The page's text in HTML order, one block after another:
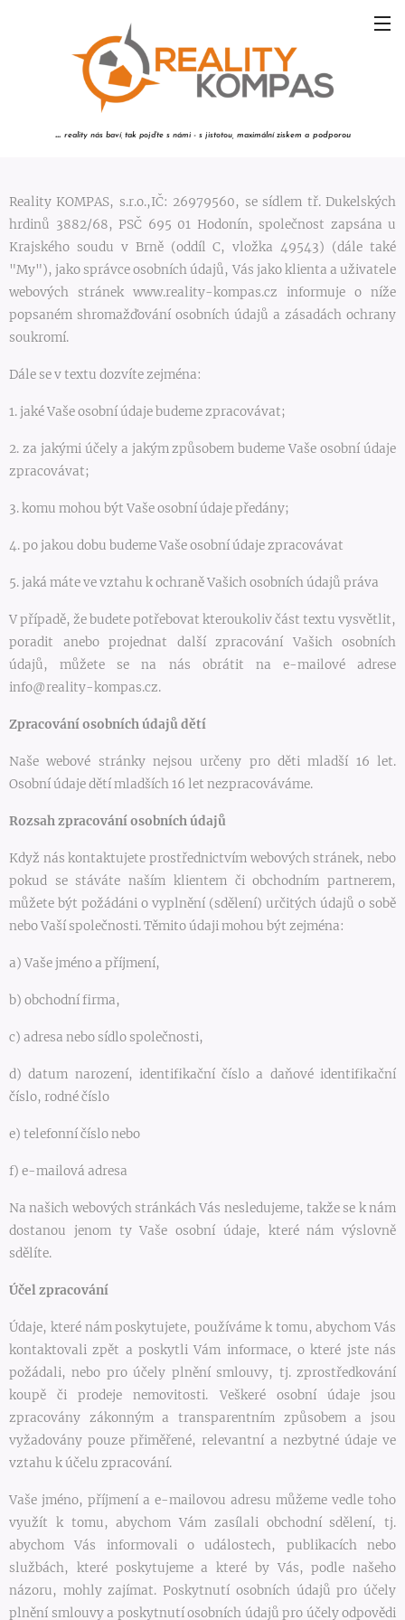
... reality nás baví, tak pojďte s námi - s jistotou, maximální ziskem a podporou
Reality KOMPAS, s.r.o.,IČ: 26979560, se sídlem tř. Dukelských
hrdinů 3882/68, PSČ 695 01 Hodonín, společnost zapsána u
Krajského soudu v Brně (oddíl C, vložka 49543) (dále také
"My"), jako správce osobních údajů, Vás jako klienta a uživatele
webových stránek www.reality-kompas.cz informuje o níže
popsaném shromažďování osobních údajů a zásadách ochrany
soukromí.
Dále se v textu dozvíte zejména:
1. jaké Vaše osobní údaje budeme zpracovávat;
2. za jakými účely a jakým způsobem budeme Vaše osobní údaje
zpracovávat;
3. komu mohou být Vaše osobní údaje předány;
4. po jakou dobu budeme Vaše osobní údaje zpracovávat
5. jaká máte ve vztahu k ochraně Vašich osobních údajů práva
V případě, že budete potřebovat kteroukoliv část textu vysvětlit,
poradit anebo projednat další zpracování Vašich osobních
údajů, můžete se na nás obrátit na e-mailové adrese
info@reality-kompas.cz.
Zpracování osobních údajů dětí
Naše webové stránky nejsou určeny pro děti mladší 16 let.
Osobní údaje dětí mladších 16 let nezpracováváme.
Rozsah zpracování osobních údajů
Když nás kontaktujete prostřednictvím webových stránek, nebo
pokud se stáváte naším klientem či obchodním partnerem,
můžete být požádáni o vyplnění (sdělení) určitých údajů o sobě
nebo Vaší společnosti. Těmito údaji mohou být zejména:
a) Vaše jméno a příjmení,
b) obchodní firma,
c) adresa nebo sídlo společnosti,
d) datum narození, identifikační číslo a daňové identifikační
číslo, rodné číslo
e) telefonní číslo nebo
f) e-mailová adresa
Na našich webových stránkách Vás nesledujeme, takže se k nám
dostanou jenom ty Vaše osobní údaje, které nám výslovně
sdělíte.
Účel zpracování
Údaje, které nám poskytujete, používáme k tomu, abychom Vás
kontaktovali zpět a poskytli Vám informace, o které jste nás
požádali, nebo pro účely plnění smlouvy, tj. zprostředkování
koupě či prodeje nemovitosti. Veškeré osobní údaje jsou
zpracovány zákonným a transparentním způsobem a jsou
vyžadovány pouze přiměřené, relevantní a nezbytné údaje ve
vztahu k účelu zpracování.
Vaše jméno, příjmení a e-mailovou adresu můžeme vedle toho
využít k tomu, abychom Vám zasílali obchodní sdělení, tj.
abychom Vás informovali o událostech, publikacích nebo
službách, které poskytujeme a které by Vás, podle našeho
názoru, mohly zajímat. Poskytnutí osobních údajů pro účely
plnění smlouvy a poskytnutí osobních údajů pro účely odpovědi